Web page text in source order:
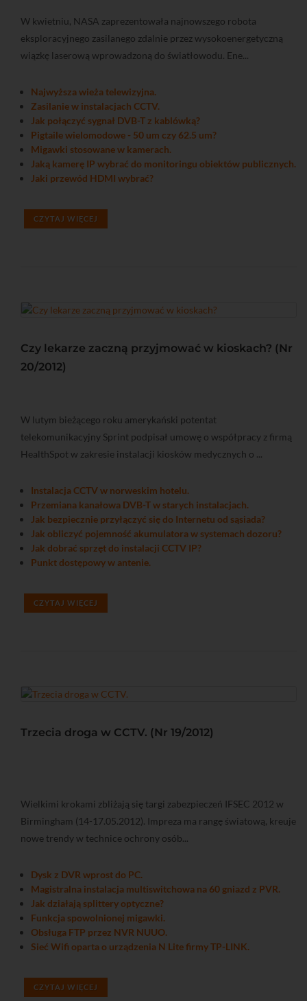
W kwietniu, NASA zaprezentowała najnowszego robota
eksploracyjnego zasilanego zdalnie przez wysokoenergetyczną
wiązkę laserową wprowadzoną do światłowodu. Ene...
Najwyższa wieża telewizyjna.
Zasilanie w instalacjach CCTV.
Jak połączyć sygnał DVB-T z kablówką?
Pigtaile wielomodowe - 50 um czy 62.5 um?
Migawki stosowane w kamerach.
Jaką kamerę IP wybrać do monitoringu obiektów publicznych.
Jaki przewód HDMI wybrać?
CZYTAJ WIĘCEJ
Czy lekarze zaczną przyjmować w kioskach? (Nr
20/2012)
W lutym bieżącego roku amerykański potentat
telekomunikacyjny Sprint podpisał umowę o współpracy z firmą
HealthSpot w zakresie instalacji kiosków medycznych o ...
Instalacja CCTV w norweskim hotelu.
Przemiana kanałowa DVB-T w starych instalacjach.
Jak bezpiecznie przyłączyć się do Internetu od sąsiada?
Jak obliczyć pojemność akumulatora w systemach dozoru?
Jak dobrać sprzęt do instalacji CCTV IP?
Punkt dostępowy w antenie.
CZYTAJ WIĘCEJ
Trzecia droga w CCTV. (Nr 19/2012)
Wielkimi krokami zbliżają się targi zabezpieczeń IFSEC 2012 w
Birmingham (14-17.05.2012). Impreza ma rangę światową, kreuje
nowe trendy w technice ochrony osób...
Dysk z DVR wprost do PC.
Magistralna instalacja multiswitchowa na 60 gniazd z PVR.
Jak działają splittery optyczne?
Funkcja spowolnionej migawki.
Obsługa FTP przez NVR NUUO.
Sieć Wifi oparta o urządzenia N Lite firmy TP-LINK.
CZYTAJ WIĘCEJ